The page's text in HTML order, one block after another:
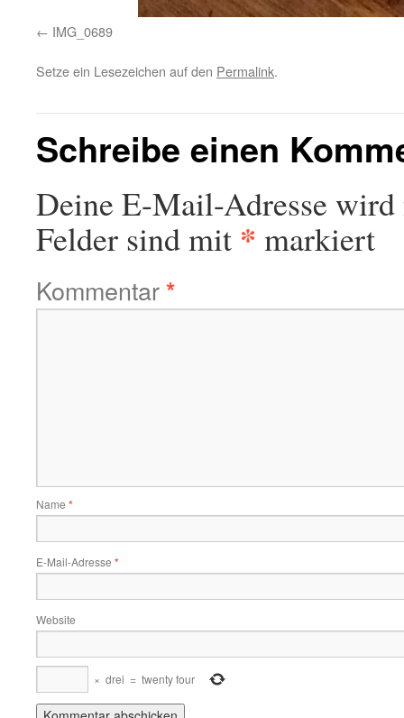
IMG_0689
Setze ein Lesezeichen auf den Permalink.
Schreibe einen
Deine E-Mail-Adresse
Felder sind mit * markiert
Kommentar*
Name *
E-Mail-Adresse *
Website
× drei = twenty four